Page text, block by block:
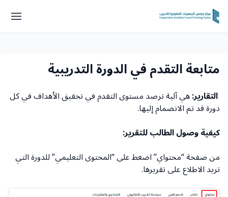
متابعة التقدم في الدورة التدريبية
التقارير:هي آلية ترصد مستوى التقدم في تحقيق الأهداف في كل
دورة قد تم الانضمام إليها.
كيفية وصول الطالب للتقرير:
من صفحة “محتواي” اضغط على “المحتوى التعليمي” للدورة التي
تريد الاطلاع على تقريرها.